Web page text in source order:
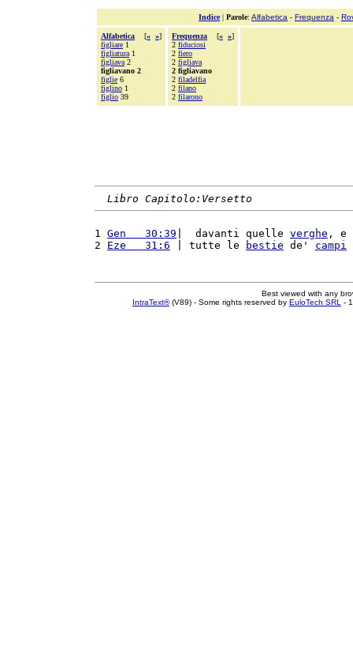
Indice| Parole: Alfabetica - Frequenza -
Alfabetica [« »]
figliare 1
figliatura 1
figliava 2
figliavano 2
figlie 6
figlino 1
figlio 39
Frequenza [« »]
2 fiduciosi
2 fiero
2 figliava
2 figliavano
2 filadelfia
2 filano
2 filarono
Libro Capitolo:Versetto
1 Gen   30:39 |  davanti quelle verghe , e
2 Eze   31:6 | tutte le bestie de' campi
Best viewed with any
IntraText®(V89) - Some rights reserved by EuloTech SRL -